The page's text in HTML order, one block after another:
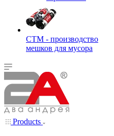
СТМ - производство
мешков для мусора
Products